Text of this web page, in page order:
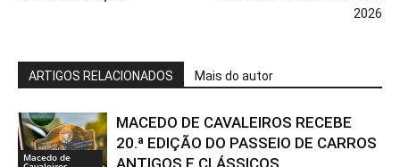
2026
ARTIGOS RELACIONADOS Mais do autor
Macedo de
MACEDO DE CAVALEIROS RECEBE
20.ª EDIÇÃO DO PASSEIO DE CARROS
ANTIGOS E CLÁSSICOS